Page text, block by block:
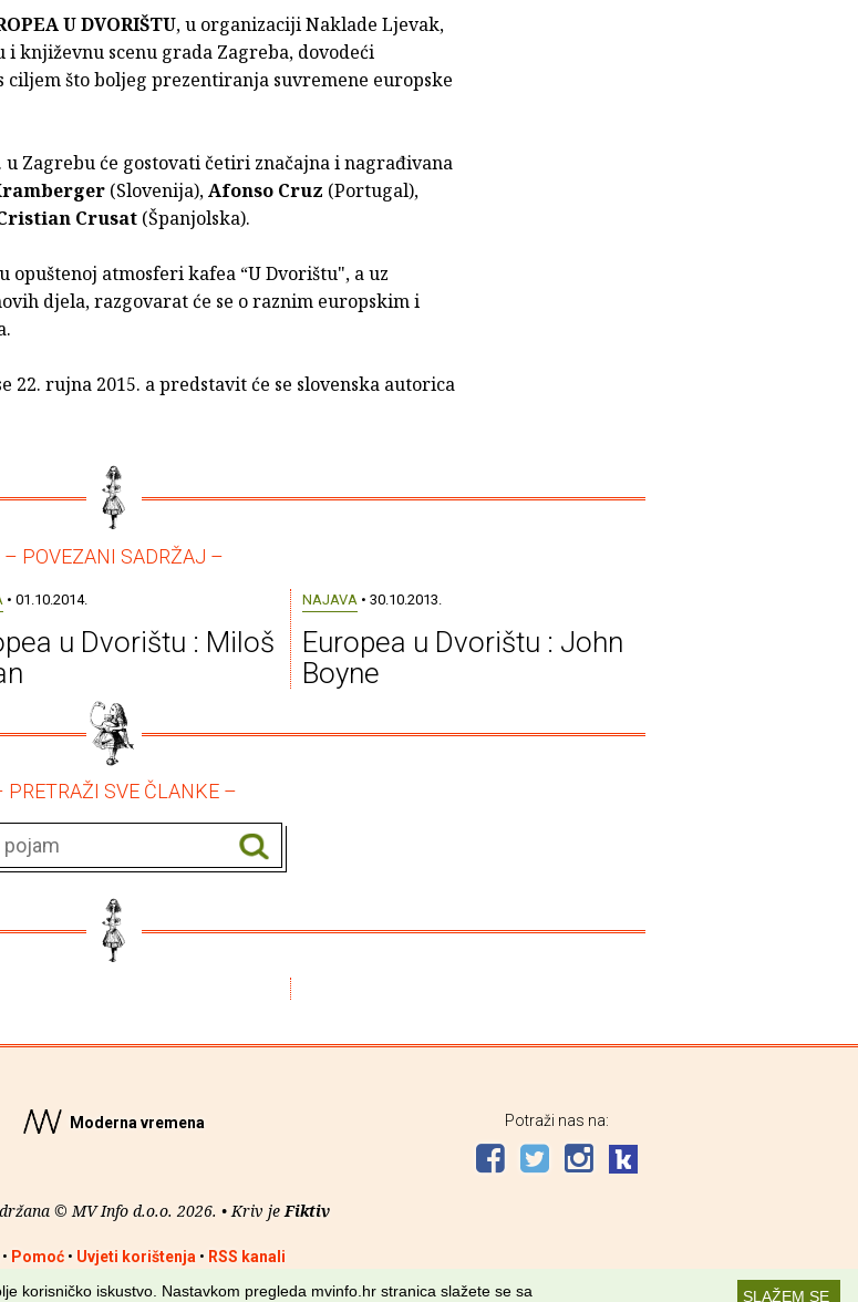
U DVORIŠTU, u organizaciji Naklade Ljevak,
književnu scenu grada Zagreba, dovodeći
ciljem što boljeg prezentiranja suvremene europske
u Zagrebu će gostovati četiri značajna i nagrađivana
(Slovenija),Afonso Cruz (Portugal),
Crusat (Španjolska).
opuštenoj atmosferi kafea “U Dvorištu", a uz
djela, razgovarat će se o raznim europskim i
22. rujna 2015. a predstavit će se slovenska autorica
– POVEZANI SADRŽAJ –
• 01.10.2014.
u Dvorištu : Miloš
NAJAVA • 30.10.2013.
Europea u Dvorištu : John
Boyne
PRETRAŽI SVE ČLANKE –
Moderna vremena
© MV Info d.o.o. 2026. • Kriv je Fiktiv
• Pomoć• Uvjeti korištenja • RSS kanali
Potraži nas na:
SLAŽEM SE
korisničko iskustvo. Nastavkom pregleda mvinfo.hr stranica slažete se sa